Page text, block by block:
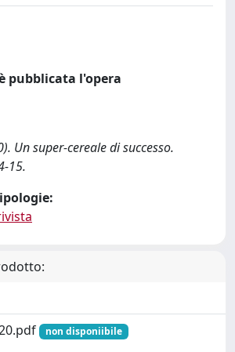
pubblicata l'opera
Un super-cereale di successo.
15.
non disponiibile